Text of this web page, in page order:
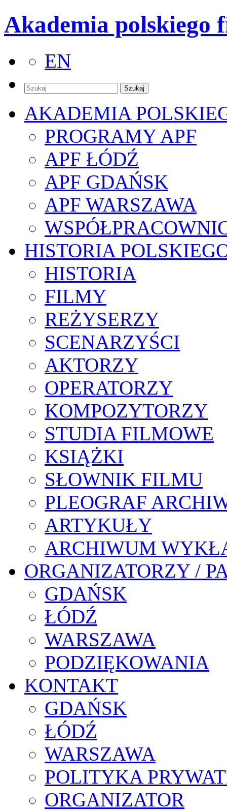
Akademia polskiego
EN
AKADEMIA
PROGRAMY APF
APF ŁÓDŹ
APF GDAŃSK
APF WARSZAWA
HISTORIA
HISTORIA
FILMY
REŻYSERZY
SCENARZYŚCI
AKTORZY
OPERATORZY
KOMPOZYTORZY
STUDIA FILMOWE
KSIĄŻKI
SŁOWNIK FILMU
PLEOGRAF
ARTYKUŁY
ARCHIWUM
ORGANIZATORZY /
GDAŃSK
ŁÓDŹ
WARSZAWA
PODZIĘKOWANIA
KONTAKT
GDAŃSK
ŁÓDŹ
WARSZAWA
POLITYKA
ORGANIZATOR